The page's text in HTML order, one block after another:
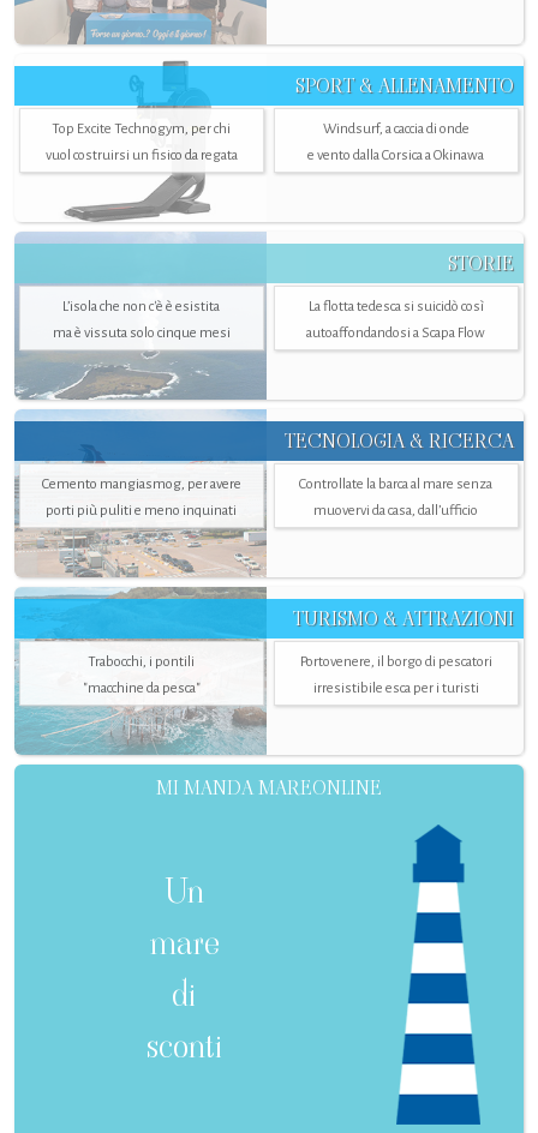
SPORT & ALLENAMENTO
Top Excite Technogym, per chi
vuol costruirsi un fisico da regata
Windsurf, a caccia di onde
e vento dalla Corsica a Okinawa
STORIE
L’isola che non c'è è esistita
ma è vissuta solo cinque mesi
La flotta tedesca si suicidò così
autoaffondandosi a Scapa Flow
TECNOLOGIA & RICERCA
Cemento mangiasmog, per avere
porti più puliti e meno inquinati
Controllate la barca al mare senza
muovervi da casa, dall’ufficio
TURISMO & ATTRAZIONI
Trabocchi, i pontili
"macchine da pesca"
Portovenere, il borgo di pescatori
irresistibile esca per i turisti
MI MANDA MAREONLINE
Un
mare
di
sconti